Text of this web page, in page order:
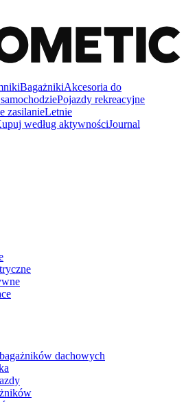
BagażnikiAkcesoria do
Pojazdy rekreacyjne
zasilanieLetnie
według aktywnościJournal
dachowych